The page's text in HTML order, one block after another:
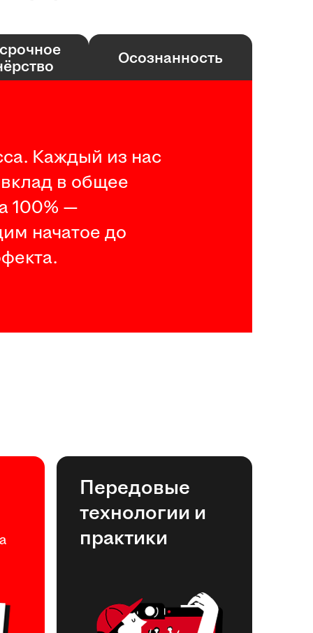
Осознанность
Каждый из нас
в общее
100% —
начатое до
Передовые
технологии и
практики